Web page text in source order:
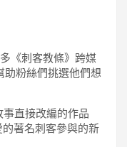
《刺客教條》跨媒
粉絲們挑選他們想
事直接改編的作品
著名刺客參與的新